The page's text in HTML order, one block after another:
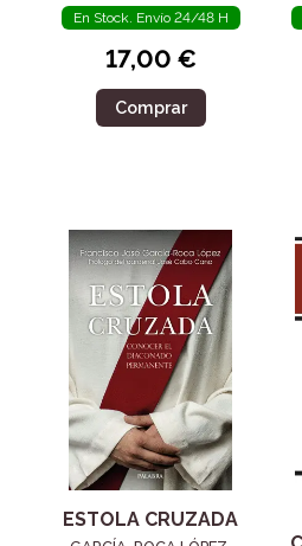
En Stock. Envío 24/48 H
17,00 €
Comprar
ESTOLA CRUZADA